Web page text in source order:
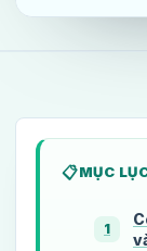
MỤC
1